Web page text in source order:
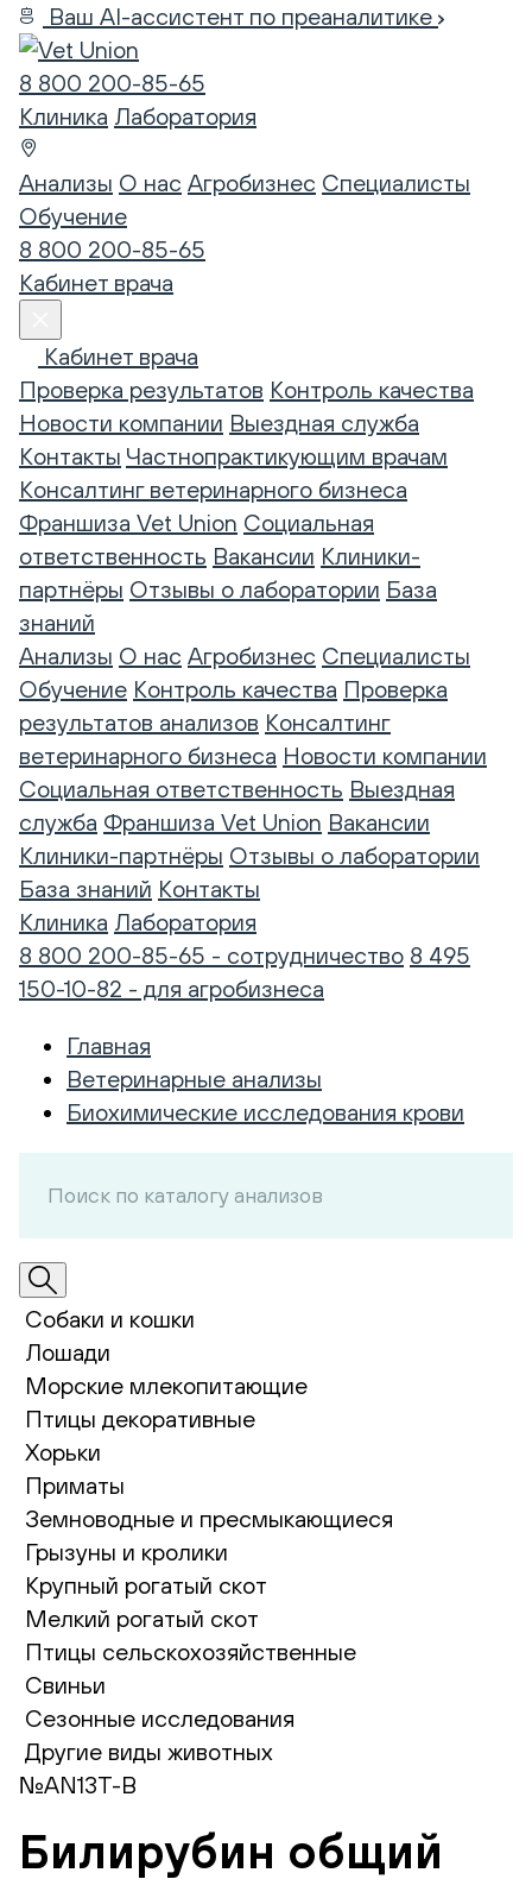
Ваш AI-ассистент по преаналитике
8 800 200-85-65
Клиника Лаборатория
Анализы О нас Агробизнес Специалисты
Обучение
8 800 200-85-65
Кабинет врача
Кабинет врача
Проверка результатов Контроль качества
Новости компании Выездная служба
Контакты Частнопрактикующим врачам
Консалтинг ветеринарного бизнеса
Франшиза Vet Union Социальная
ответственность Вакансии Клиники-
партнёры Отзывы о лаборатории База
знаний
Анализы О нас Агробизнес Специалисты
Обучение Контроль качества Проверка
результатов анализов Консалтинг
ветеринарного бизнеса Новости компании
Социальная ответственность Выездная
служба Франшиза Vet Union Вакансии
Клиники-партнёры Отзывы о лаборатории
База знаний Контакты
Клиника Лаборатория
8 800 200-85-65 - сотрудничество 8 495
150-10-82 - для агробизнеса
Главная
Ветеринарные анализы
Биохимические исследования крови
Собаки и кошки
Лошади
Морские млекопитающие
Птицы декоративные
Хорьки
Приматы
Земноводные и пресмыкающиеся
Грызуны и кролики
Крупный рогатый скот
Мелкий рогатый скот
Птицы сельскохозяйственные
Свиньи
Сезонные исследования
Другие виды животных
№AN13T-B
Билирубин общий